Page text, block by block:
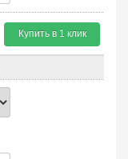
Купить в 1 клик